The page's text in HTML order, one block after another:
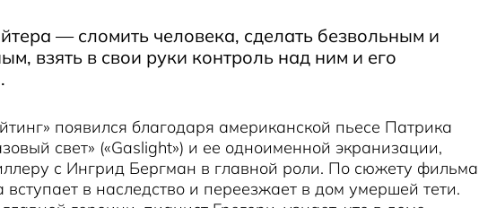
— сломить человека, сделать безвольным и
взять в свои руки контроль над ним и его
появился благодаря американской пьесе Патрика
свет» («Gaslight») и ее одноименной экранизации,
с Ингрид Бергман в главной роли. По сюжету фильма
в наследство и переезжает в дом умершей тети.